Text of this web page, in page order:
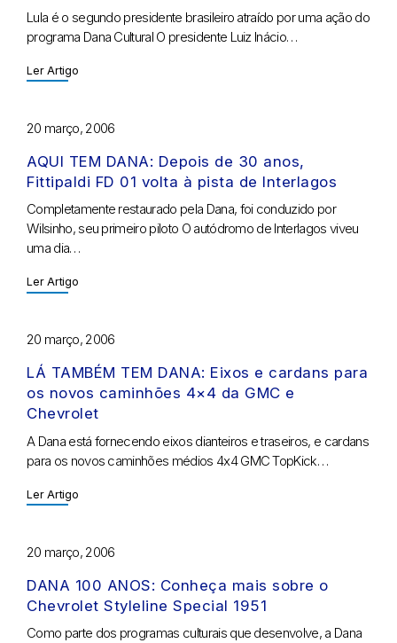
Lula é o segundo presidente brasileiro atraído por uma ação do
programa Dana Cultural O presidente Luiz Inácio…
Ler Artigo
20 março, 2006
AQUI TEM DANA: Depois de 30 anos,
Fittipaldi FD 01 volta à pista de Interlagos
Completamente restaurado pela Dana, foi conduzido por
Wilsinho, seu primeiro piloto O autódromo de Interlagos viveu
uma dia…
Ler Artigo
20 março, 2006
LÁ TAMBÉM TEM DANA: Eixos e cardans para
os novos caminhões 4×4 da GMC e
Chevrolet
A Dana está fornecendo eixos dianteiros e traseiros, e cardans
para os novos caminhões médios 4x4 GMC TopKick…
Ler Artigo
20 março, 2006
DANA 100 ANOS: Conheça mais sobre o
Chevrolet Styleline Special 1951
Como parte dos programas culturais que desenvolve, a Dana